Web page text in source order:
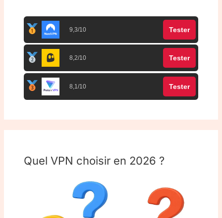
9,3/10 Tester
8,2/10 Tester
8,1/10 Tester
Quel VPN choisir en 2026 ?